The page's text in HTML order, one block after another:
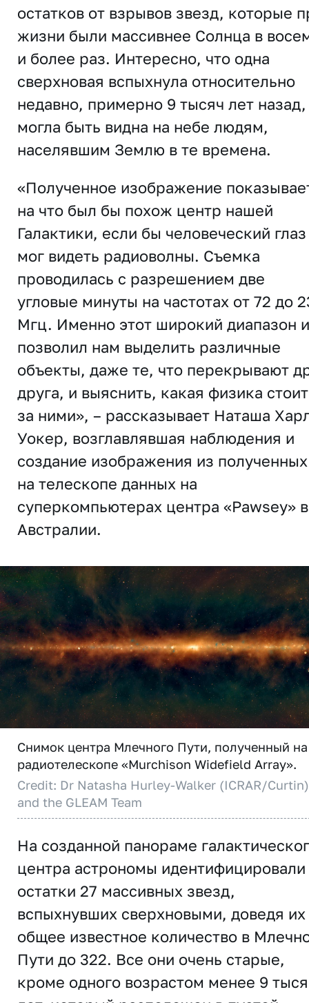
остатков от взрывов звезд, которые
жизни были массивнее Солнца в
и более раз. Интересно, что одна
сверхновая вспыхнула относительно
недавно, примерно 9 тысяч лет
могла быть видна на небе людям,
населявшим Землю в те времена.
«Полученное изображение
на что был бы похож центр нашей
Галактики, если бы человеческий глаз
мог видеть радиоволны. Съемка
проводилась с разрешением две
угловые минуты на частотах от 72 до
Мгц. Именно этот широкий диапазон и
позволил нам выделить различные
объекты, даже те, что перекрывают
друга, и выяснить, какая физика стоит
за ними», – рассказывает Наташа
Уокер, возглавлявшая наблюдения и
создание изображения из полученных
на телескопе данных на
суперкомпьютерах центра «Pawsey» в
Австралии.
Снимок центра Млечного Пути, полученный на
радиотелескопе «Murchison Widefield Array».
Credit: Dr Natasha Hurley-Walker (ICRAR/Curtin)
and the GLEAM Team
На созданной панораме
центра астрономы идентифицировали
остатки 27 массивных звезд,
вспыхнувших сверхновыми, доведя их
общее известное количество в
Пути до 322. Все они очень старые,
кроме одного возрастом менее 9